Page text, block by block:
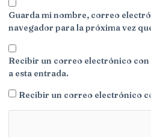
Guarda mi nombre, correo
navegador para la próxima vez
Recibir un correo electrónico
a esta entrada.
Recibir un correo electrónico